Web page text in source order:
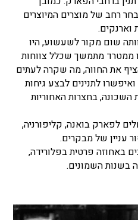
רחב של מוצרים המיוצרים
וארנקים.
שום מקור לשעשוע, היו
ממטרד מתמשך שכלל צווחות
את החווה, מה שקרה לעתים
לתנינים לבצע גיחות
השכונה, בחצרות האחוריות
הזוחלים לפארק בואנה, קליפורניה,
עניין של מבקרים.
באחוזה פרטית בפלורידה,
בשנות השמונים.